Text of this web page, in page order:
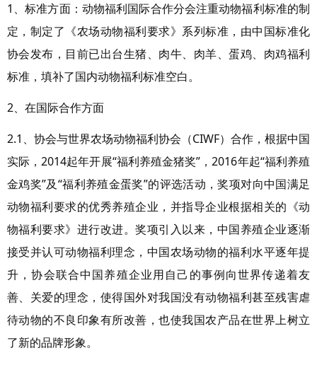
1、标准方面：动物福利国际合作分会注重动物福利标准的制
定，制定了《农场动物福利要求》系列标准，由中国标准化
协会发布，目前已出台生猪、肉牛、肉羊、蛋鸡、肉鸡福利
标准，填补了国内动物福利标准空白。
2、在国际合作方面
2.1、协会与世界农场动物福利协会（CIWF）合作，根据中国
实际，2014起年开展“福利养殖金猪奖”，2016年起“福利养殖
金鸡奖”及“福利养殖金蛋奖”的评选活动，奖项对向中国满足
动物福利要求的优秀养殖企业，并指导企业根据相关的《动
物福利要求》进行改进。奖项引入以来，中国养殖企业逐渐
接受并认可动物福利理念，中国农场动物的福利水平逐年提
升，协会联合中国养殖企业用自己的事例向世界传递着友
善、关爱的理念，使得国外对我国没有动物福利甚至残害虐
待动物的不良印象有所改善，也使我国农产品在世界上树立
了新的品牌形象。